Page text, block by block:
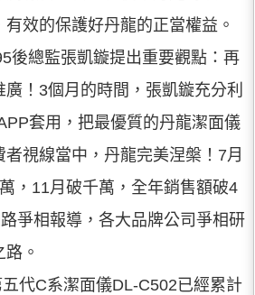
效的保護好丹龍的正當權益。
後總監張凱鏇提出重要觀點：再
！3個月的時間，張凱鏇充分利
套用，把最優質的丹龍潔面儀
視線當中，丹龍完美涅槃！7月
，11月破千萬，全年銷售額破4
爭相報導，各大品牌公司爭相研
。
代C系潔面儀DL-C502已經累計